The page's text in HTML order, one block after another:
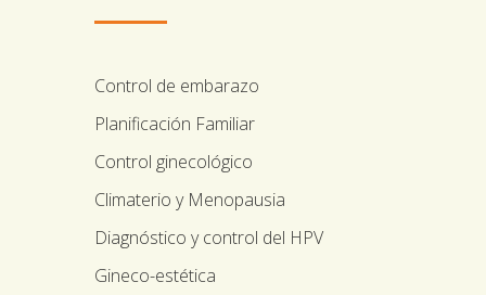
Control de embarazo
Planificación Familiar
Control ginecológico
Climaterio y Menopausia
Diagnóstico y control del HPV
Gineco-estética